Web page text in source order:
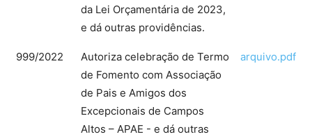
da Lei Orçamentária de 2023,
e dá outras providências.
999/2022
Autoriza celebração de Termo
de Fomento com Associação
de Pais e Amigos dos
Excepcionais de Campos
Altos – APAE - e dá outras
arquivo.pdf